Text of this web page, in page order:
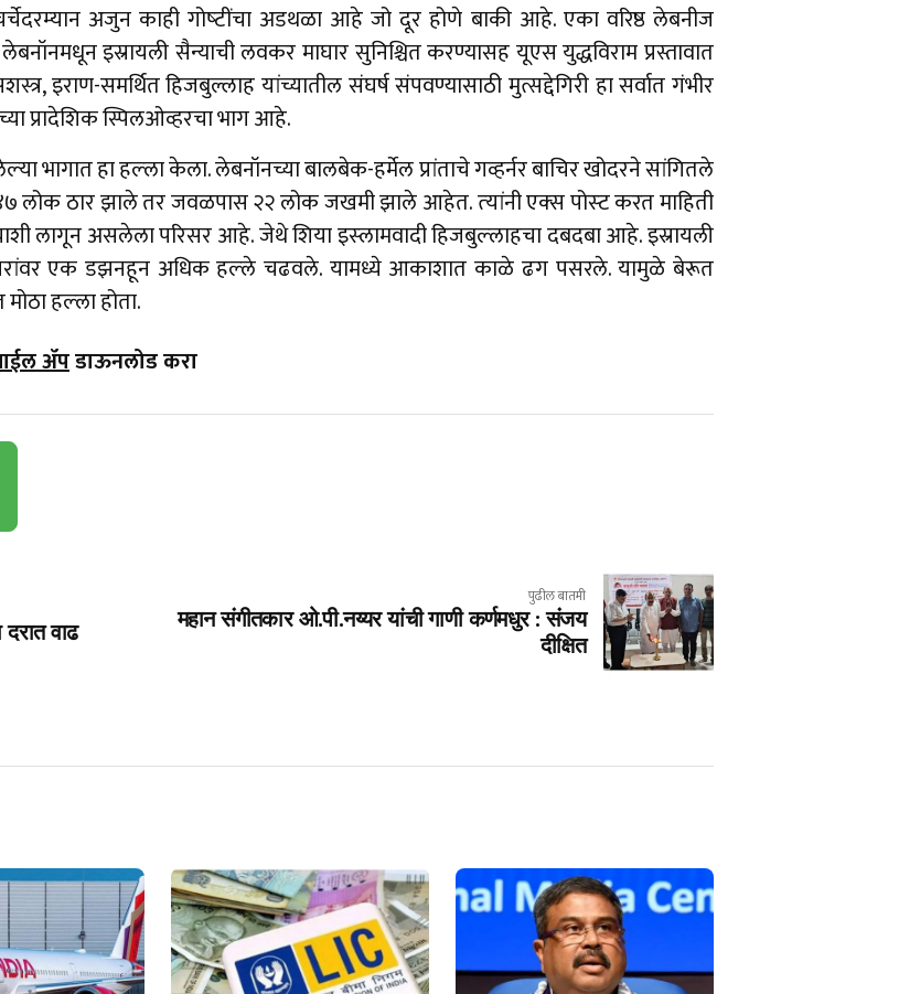
अजुन काही गोष्‍टींचा अडथळा आहे जो दूर होणे बाकी आहे. एका वरिष्ठ लेबनीज
इस्रायली सैन्याची लवकर माघार सुनिश्चित करण्यासह यूएस युद्धविराम प्रस्तावात
इराण-समर्थित हिजबुल्लाह यांच्यातील संघर्ष संपवण्यासाठी मुत्सद्देगिरी हा सर्वात गंभीर
प्रादेशिक स्पिलओव्हरचा भाग आहे.
भागात हा हल्‍ला केला. लेबनॉनच्या बालबेक-हर्मेल प्रांताचे गव्हर्नर बाचिर खोदरने सांगितले
लोक ठार झाले तर जवळपास २२ लोक जखमी झाले आहेत. त्‍यांनी एक्‍स पोस्‍ट करत माहिती
लागून असलेला परिसर आहे. जेथे शिया इस्‍लामवादी हिजबुल्‍लाहचा दबदबा आहे. इस्रायली
एक डझनहून अधिक हल्‍ले चढवले. यामध्ये आकाशात काळे ढग पसरले. यामुळे बेरूत
हल्‍ला होता.
ॲपडाऊनलोड करा
वाढ
पुढील बातमी
महान संगीतकार ओ.पी.नय्यर यांची गाणी कर्णमधुर : संजय
दीक्षित